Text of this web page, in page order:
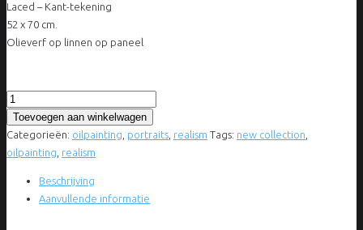
Laced – Kant-tekening
52 x 70 cm.
Olieverf op linnen op paneel
Irene
Veltman
-
Kant-
Toevoegen aan winkelwagen
Categorieën: oilpainting portraits realism Tags: new collection
oilpainting realism
Beschrijving
Aanvullende informatie